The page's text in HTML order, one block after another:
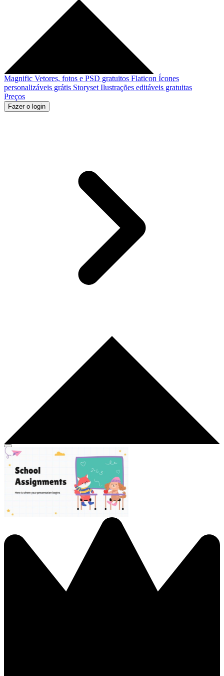
Magnific Vetores, fotos e PSD gratuitos Flaticon Ícones
personalizáveis grátis Storyset Ilustrações editáveis gratuitas
Preços
Fazer o login